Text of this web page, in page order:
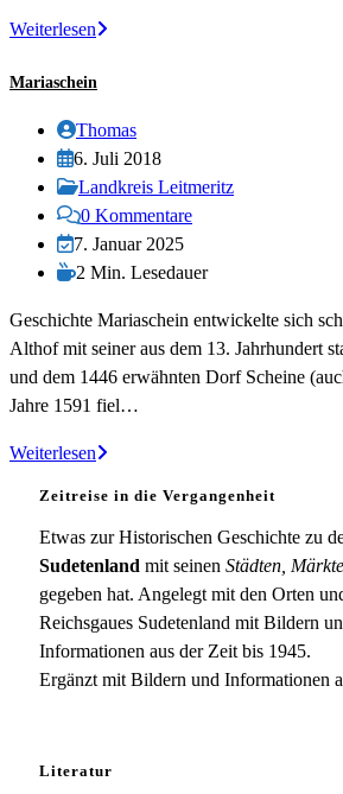
WeiterlesenGraupen
Mariaschein
Beitrags-
Autor:
Thomas
Beitrag
veröffentlicht:
6. Juli 2018
Beitrags-
Kategorie:
Landkreis Leitmeritz
Beitrags-
Kommentare:
0 Kommentare
Beitrag
zuletzt
am:
7. Januar 2025
Lesedauer:
2 Min. Lesedauer
Geschichte Mariaschein entwickelte sich
Althof mit seiner aus dem 13. Jahrhundert
und dem 1446 erwähnten Dorf Scheine
Jahre 1591 fiel…
WeiterlesenMariaschein
Zeitreise in die Vergangenheit
Etwas zur Historischen Geschichte zu
Sudetenland mit seinen Städten,
gegeben hat. Angelegt mit den Orten
Reichsgaues Sudetenland mit Bildern
Informationen aus der Zeit bis 1945.
Ergänzt mit Bildern und Informationen
Literatur